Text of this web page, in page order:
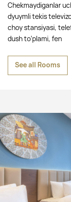
Chekmaydiganlar
dyuymli tekis
choy stansiyasi,
dush to‘plami, fen
See all Rooms